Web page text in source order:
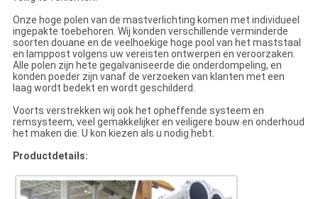
Onze hoge polen van de mastverlichting komen met individueel
ingepakte toebehoren. Wij konden verschillende verminderde
soorten douane en de veelhoekige hoge pool van het maststaal
en lamppost volgens uw vereisten ontwerpen en veroorzaken.
Alle polen zijn hete gegalvaniseerde die onderdompeling, en
konden poeder zijn vanaf de verzoeken van klanten met een
laag wordt bedekt en wordt geschilderd.
Voorts verstrekken wij ook het opheffende systeem en
remsysteem, veel gemakkelijker en veiligere bouw en onderhoud
het maken die. U kon kiezen als u nodig hebt.
Productdetails: